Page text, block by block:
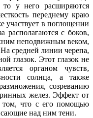
то у него расширяются
переднему краю
участвует в поглощении
располагаются с боков,
неподвижным веком,
средней линии черепа,
глазок. Этот глазок не
органом чувств,
солнца, а также
созреванию
желез. Эффект от
том, что с его помощью
над ним тени.